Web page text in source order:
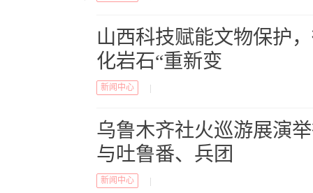
山西科技赋能文物保护
化岩石“重新变
新闻中心
乌鲁木齐社火巡游展演
与吐鲁番、兵团
新闻中心